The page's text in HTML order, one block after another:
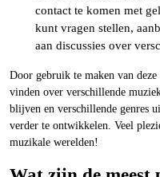
contact te komen met
kunt vragen stellen,
aan discussies over
Door gebruik te maken van
vinden over verschillende
blijven en verschillende genres
verder te ontwikkelen. Veel
muzikale werelden!